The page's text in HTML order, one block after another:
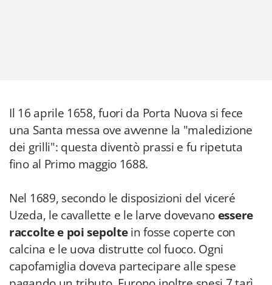
Il 16 aprile 1658, fuori da Porta Nuova si fece
una Santa messa ove avvenne la "maledizione
dei grilli": questa diventò prassi e fu ripetuta
fino al Primo maggio 1688.
Nel 1689, secondo le disposizioni del viceré
Uzeda, le cavallette e le larve dovevano essere
raccolte e poi sepoltein fosse coperte con
calcina e le uova distrutte col fuoco. Ogni
capofamiglia doveva partecipare alle spese